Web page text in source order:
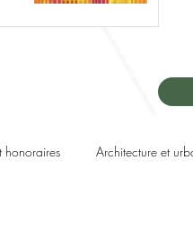
honoraires Architecture et